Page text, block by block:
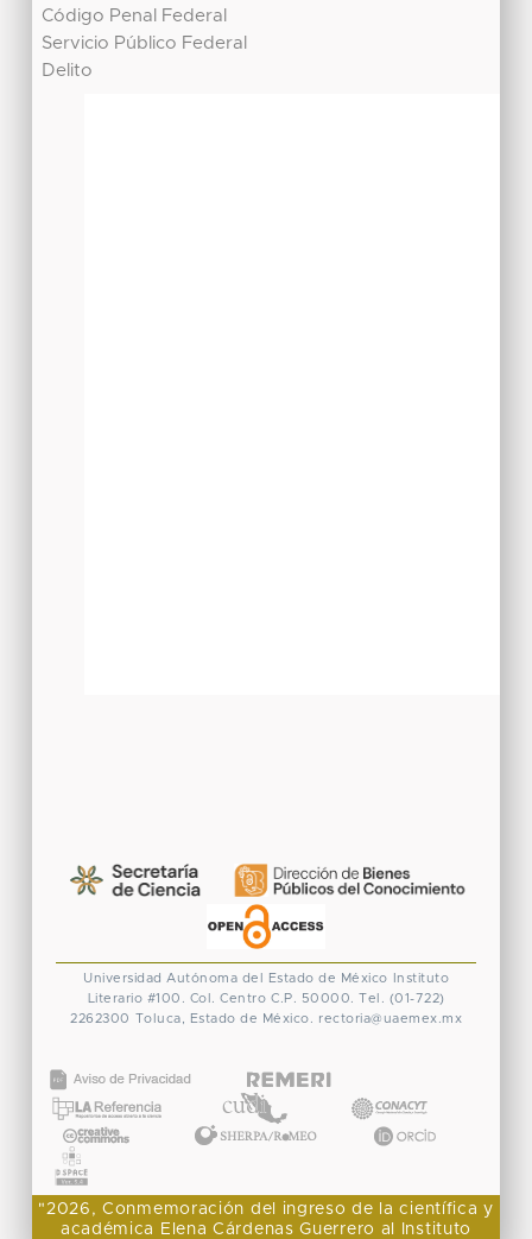
Código Penal Federal
Servicio Público Federal
Delito
Universidad Autónoma del Estado de México
Instituto
Literario #100. Col. Centro C.P. 50000. Tel. (01-722)
2262300 Toluca, Estado de México. rectoria@uaemex.mx
"2026, Conmemoración del ingreso de la científica y
académica Elena Cárdenas Guerrero al Instituto